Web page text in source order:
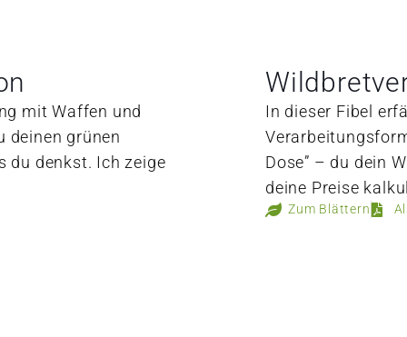
mit Waffen und
deinen grünen
du denkst. Ich zeige
In dieser Fibel
Dose” – du dein
deine Preise
Zum Blättern